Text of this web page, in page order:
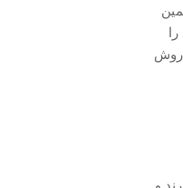
روش
و